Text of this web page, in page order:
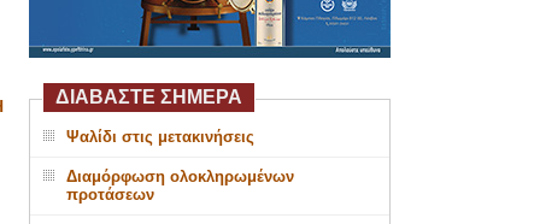
ΔΙΑΒΑΣΤΕ ΣΗΜΕΡΑ
Ψαλίδι στις μετακινήσεις
Διαμόρφωση ολοκληρωμένων
προτάσεων